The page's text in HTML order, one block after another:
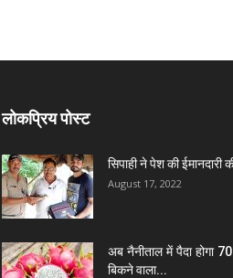
लोकप्रिय पोस्ट
सिपाही ने पेश की ईमानदारी
August 17, 2022
अब नैनीताल में पैदा होगा
बिकने वाला...